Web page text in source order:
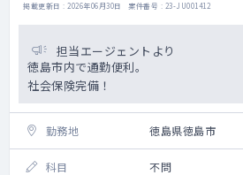
掲載更新日 : 2026年06月30日 案件番号 : 23-JU001412
担当エージェントより
徳島市内で通勤便利。
社会保険完備！
勤務地 徳島県徳島市
科目 不問